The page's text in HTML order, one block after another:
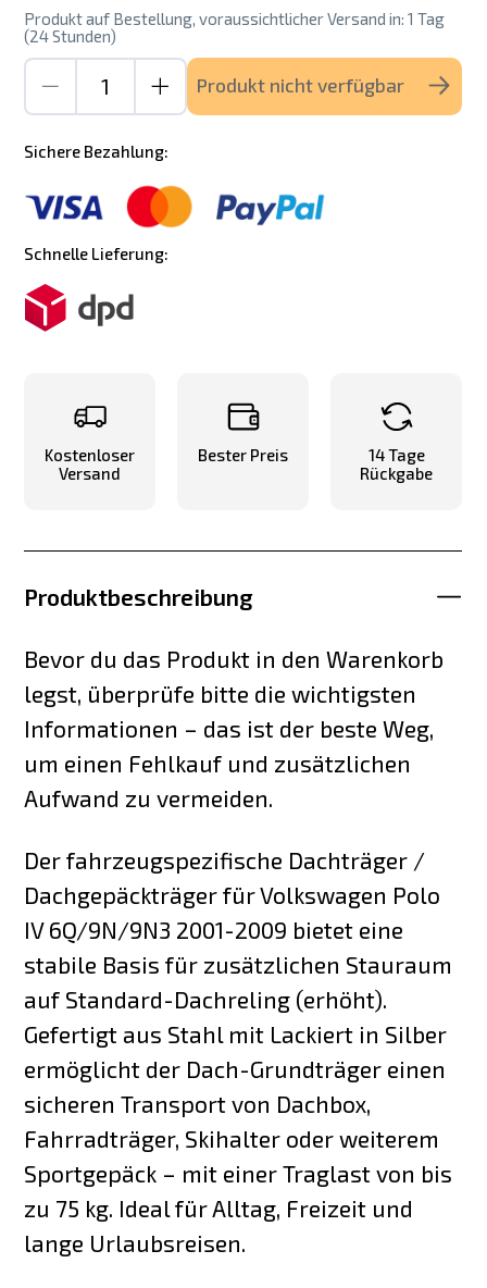
Produkt auf Bestellung, voraussichtlicher Versand in: 1 Tag
(24 Stunden)
Produkt nicht verfügbar
Sichere Bezahlung:
Schnelle Lieferung:
Kostenloser
Versand
Bester Preis
14 Tage
Rückgabe
Produktbeschreibung
Bevor du das Produkt in den Warenkorb
legst, überprüfe bitte die wichtigsten
Informationen – das ist der beste Weg,
um einen Fehlkauf und zusätzlichen
Aufwand zu vermeiden.
Der fahrzeugspezifische Dachträger /
Dachgepäckträger für Volkswagen Polo
IV 6Q/9N/9N3 2001-2009 bietet eine
stabile Basis für zusätzlichen Stauraum
auf Standard-Dachreling (erhöht).
Gefertigt aus Stahl mit Lackiert in Silber
ermöglicht der Dach-Grundträger einen
sicheren Transport von Dachbox,
Fahrradträger, Skihalter oder weiterem
Sportgepäck – mit einer Traglast von bis
zu 75 kg. Ideal für Alltag, Freizeit und
lange Urlaubsreisen.